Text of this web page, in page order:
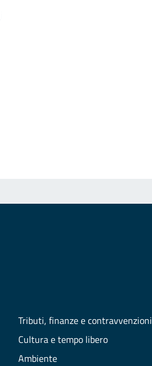
Tributi, finanze e contravvenzioni
Cultura e tempo libero
Ambiente